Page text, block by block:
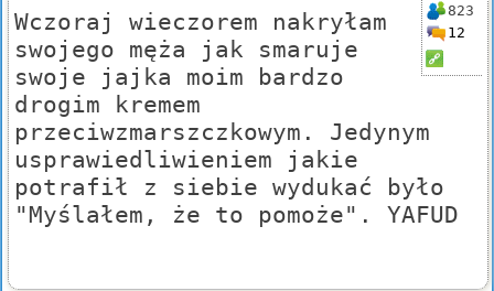
823
12
Wczoraj wieczorem nakryłam
swojego męża jak smaruje
swoje jajka moim bardzo
drogim kremem
przeciwzmarszczkowym. Jedynym
usprawiedliwieniem jakie
potrafił z siebie wydukać było
"Myślałem, że to pomoże". YAFUD